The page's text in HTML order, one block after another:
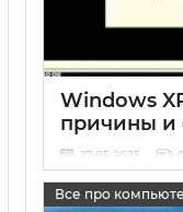
Windows
причины и
17 05 2025 0
Все про